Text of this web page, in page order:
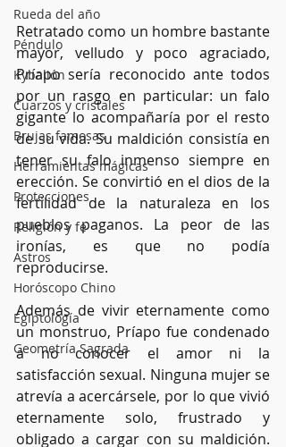
Rueda del año
Péndulo
Kybalión
Cuarzos y cristales
Brujas famosas
Herramientas mágicas
Protecciones
Religión y fe
Astros
Horóscopo Chino
Egiptología
Geometría Sagrada
Retratado como un hombre bastante
mayor, velludo y poco agraciado,
Príapo sería reconocido ante todos
por un rasgo en particular: un falo
gigante lo acompañaría por el resto
de su vida. Su maldición consistía en
tener su falo inmenso siempre en
erección. Se convirtió en el dios de la
fertilidad de la naturaleza en los
pueblos paganos. La peor de las
ironías, es que no podía
reproducirse.
Además de vivir eternamente como
un monstruo, Príapo fue condenado
a no conocer el amor ni la
satisfacción sexual. Ninguna mujer se
atrevía a acercársele, por lo que vivió
eternamente solo, frustrado y
obligado a cargar con su maldición.